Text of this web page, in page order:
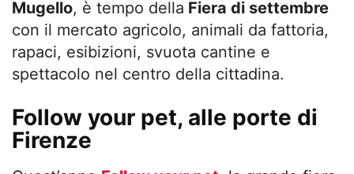
Mugello, è tempo della Fiera di settembre
con il mercato agricolo, animali da fattoria,
rapaci, esibizioni, svuota cantine e
spettacolo nel centro della cittadina.
Follow your pet, alle porte di
Firenze